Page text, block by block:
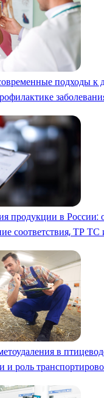
подходы к
продукции в России:
соответствия, ТР
в
и роль